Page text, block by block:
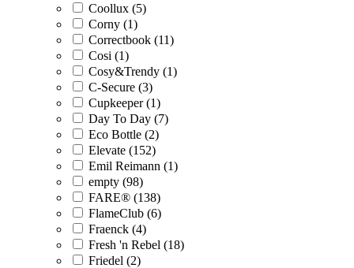
Coollux (5)
Corny (1)
Correctbook (11)
Cosi (1)
Cosy&Trendy (1)
C-Secure (3)
Cupkeeper (1)
Day To Day (7)
Eco Bottle (2)
Elevate (152)
Emil Reimann (1)
empty (98)
FARE® (138)
FlameClub (6)
Fraenck (4)
Fresh 'n Rebel (18)
Friedel (2)